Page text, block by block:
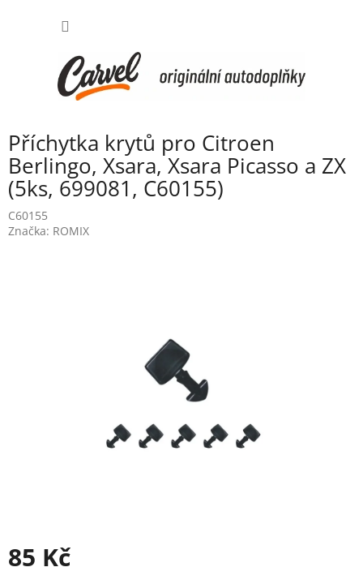
Příchytka krytů pro Citroen
Berlingo, Xsara, Xsara Picasso a ZX
(5ks, 699081, C60155)
C60155
Značka: ROMIX
85 Kč